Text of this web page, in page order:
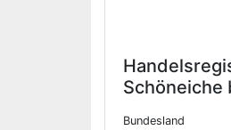
Schöneiche
Bundesland